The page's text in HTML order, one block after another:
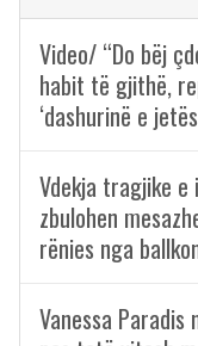
Video/ “Do bëj
habit të gjithë,
‘dashurinë e
Vdekja tragjike
zbulohen
rënies nga
Vanessa